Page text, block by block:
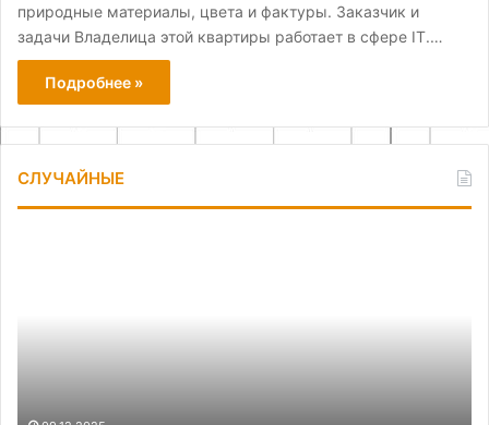
природные материалы, цвета и фактуры. Заказчик и
задачи Владелица этой квартиры работает в сфере IT.…
Подробнее »
СЛУЧАЙНЫЕ